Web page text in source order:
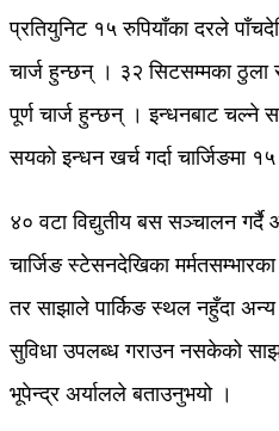
प्रतियुनिट १५ रुपियाँका दरले
चार्ज हुन्छन् । ३२ सिटसम्मका ठुला
पूर्ण चार्ज हुन्छन् । इन्धनबाट चल्ने
सयको इन्धन खर्च गर्दा चार्जिङमा
४० वटा विद्युतीय बस सञ्चालन गर्दै
चार्जिङ स्टेसनदेखिका
तर साझाले पार्किङ स्थल नहुँदा अन्य
सुविधा उपलब्ध गराउन नसकेको
भूपेन्द्र अर्यालले बताउनुभयो ।